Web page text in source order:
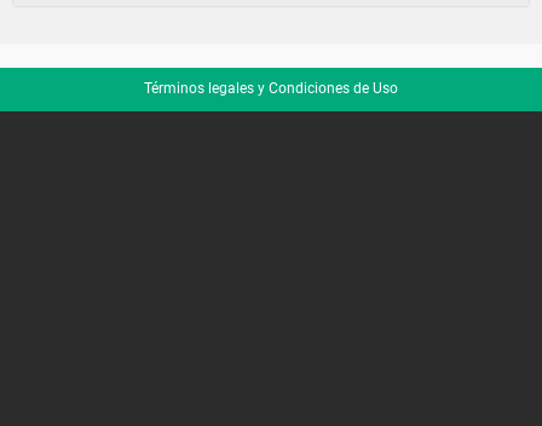
Términos legales y Condiciones de Uso